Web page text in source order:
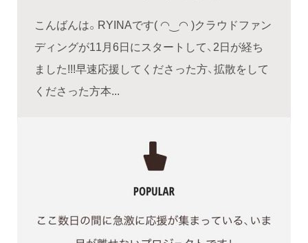
こんばんは。RYINAです( ◠‿◠ )クラウドファン
ディングが11月6日にスタートして、2日が経ち
ました!!!早速応援してくださった方、拡散をして
くださった方本...